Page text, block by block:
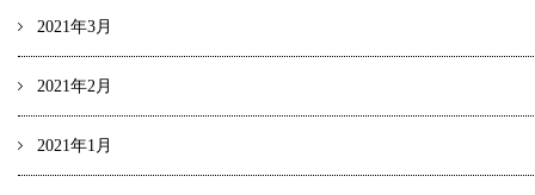
2021年3月
2021年2月
2021年1月